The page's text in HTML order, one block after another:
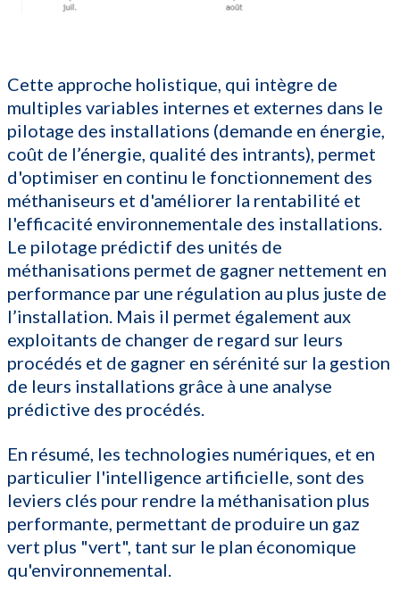
Cette approche holistique, qui intègre de
multiples variables internes et externes dans le
pilotage des installations (demande en énergie,
coût de l’énergie, qualité des intrants), permet
d'optimiser en continu le fonctionnement des
méthaniseurs et d'améliorer la rentabilité et
l'efficacité environnementale des installations.
Le pilotage prédictif des unités de
méthanisations permet de gagner nettement en
performance par une régulation au plus juste de
l’installation. Mais il permet également aux
exploitants de changer de regard sur leurs
procédés et de gagner en sérénité sur la gestion
de leurs installations grâce à une analyse
prédictive des procédés.
En résumé, les technologies numériques, et en
particulier l'intelligence artificielle, sont des
leviers clés pour rendre la méthanisation plus
performante, permettant de produire un gaz
vert plus "vert", tant sur le plan économique
qu'environnemental.